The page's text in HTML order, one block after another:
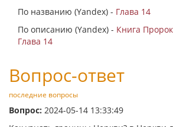
По названию (Yandex) - Глава 14
По описанию (Yandex) - Книга
Глава 14
Вопрос-ответ
последние вопросы
Вопрос: 2024-05-14 13:33:49